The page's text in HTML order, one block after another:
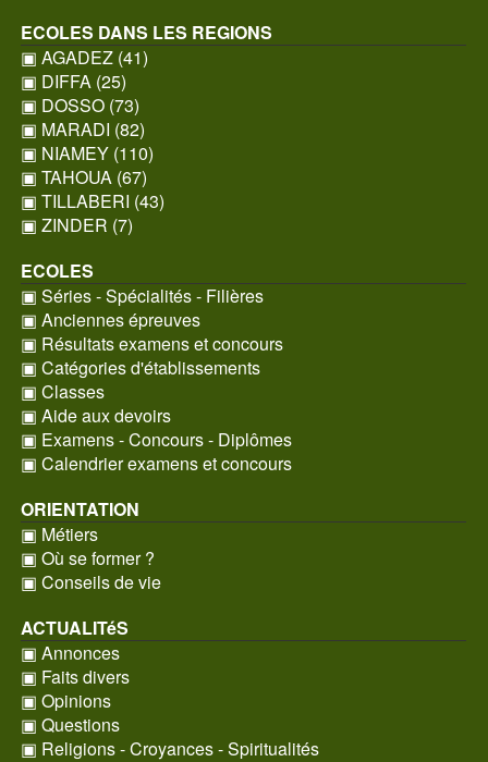
ECOLES DANS LES REGIONS
▣ AGADEZ (41)
▣ DIFFA (25)
▣ DOSSO (73)
▣ MARADI (82)
▣ NIAMEY (110)
▣ TAHOUA (67)
▣ TILLABERI (43)
▣ ZINDER (7)
ECOLES
▣ Séries - Spécialités - Filières
▣ Anciennes épreuves
▣ Résultats examens et concours
▣ Catégories d'établissements
▣ Classes
▣ Aide aux devoirs
▣ Examens - Concours - Diplômes
▣ Calendrier examens et concours
ORIENTATION
▣ Métiers
▣ Où se former ?
▣ Conseils de vie
ACTUALITéS
▣ Annonces
▣ Faits divers
▣ Opinions
▣ Questions
▣ Religions - Croyances - Spiritualités